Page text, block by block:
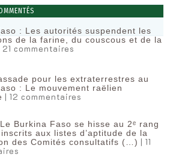
: Les autorités suspendent les
de la farine, du couscous et de la
21 commentaires
pour les extraterrestres au
: Le mouvement raëlien
| 12 commentaires
Burkina Faso se hisse au 2ᵉ rang
aux listes d’aptitude de la
des Comités consultatifs (…) | 11